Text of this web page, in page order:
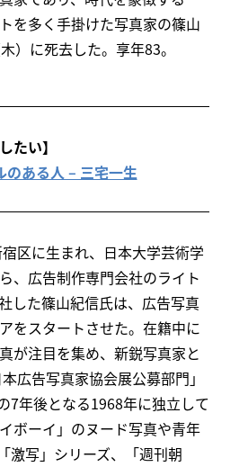
を多く手掛けた写真家の篠山
）に死去した。享年83。
たい】
のある人 – 三宅一生
区に生まれ、日本大学芸術学
、広告制作専門会社のライト
した篠山紀信氏は、広告写真
をスタートさせた。在籍中に
が注目を集め、新鋭写真家と
広告写真家協会展公募部門」
7年後となる1968年に独立して
ボーイ」のヌード写真や青年
激写」シリーズ、「週刊朝